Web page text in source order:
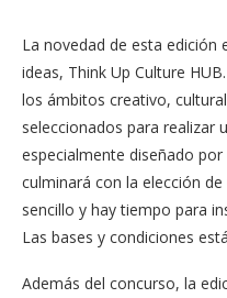
La novedad de esta edición
ideas, Think Up Culture
los ámbitos creativo,
seleccionados para realizar
especialmente diseñado
culminará con la elección
sencillo y hay tiempo para
Las bases y condiciones
Además del concurso, la